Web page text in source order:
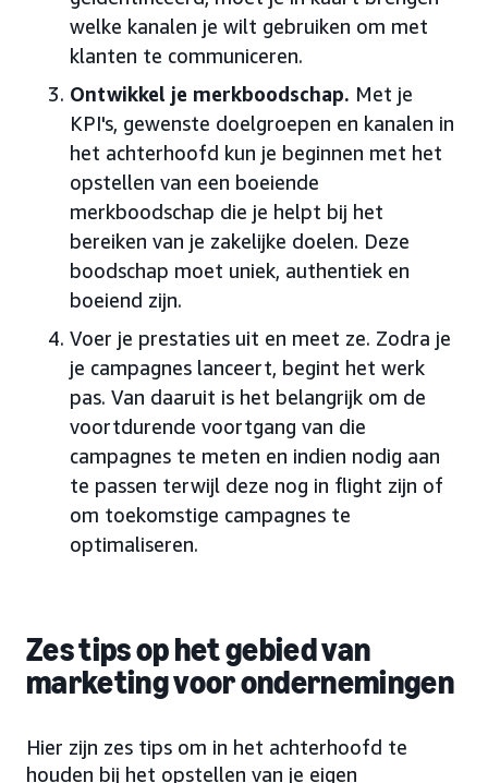
welke kanalen je wilt gebruiken om met
klanten te communiceren.
Ontwikkel je merkboodschap. Met je
KPI's, gewenste doelgroepen en kanalen in
het achterhoofd kun je beginnen met het
opstellen van een boeiende
merkboodschap die je helpt bij het
bereiken van je zakelijke doelen. Deze
boodschap moet uniek, authentiek en
boeiend zijn.
Voer je prestaties uit en meet ze. Zodra je
je campagnes lanceert, begint het werk
pas. Van daaruit is het belangrijk om de
voortdurende voortgang van die
campagnes te meten en indien nodig aan
te passen terwijl deze nog in flight zijn of
om toekomstige campagnes te
optimaliseren.
Zes tips op het gebied van
marketing voor ondernemingen
Hier zijn zes tips om in het achterhoofd te
houden bij het opstellen van je eigen